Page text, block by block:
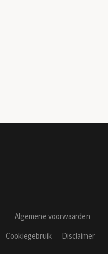
Algemene voorwaarden
Cookiegebruik
Disclaimer